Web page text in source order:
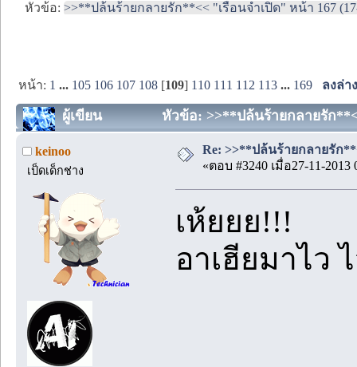
หัวข้อ:>>**ปล้นร้ายกลายรัก**<< "เรือนจำเปิด" หน้า 167
หน้า: 1 ... 105 106 107 108 [109] 110 111 112 113 ... 169 ลงล่า
ผู้เขียน หัวข้อ: >>**ปล้นร้ายกลายรัก
keinoo
เป็ดเด็กช่าง
Re: >>**ปล้นร้ายกลายรัก
«ตอบ #3240 เมื่อ27-11-2013
เห้ยยย!!!
อาเฮียมาไว